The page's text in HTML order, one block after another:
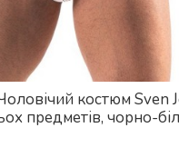
предметів, чорно-